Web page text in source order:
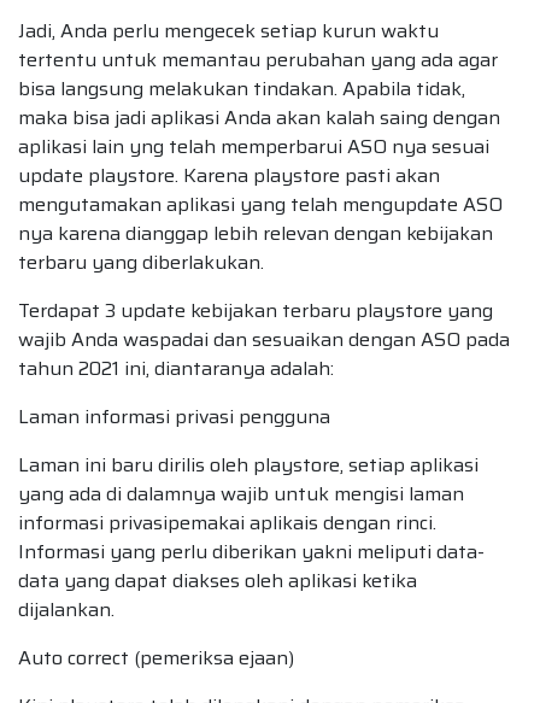
Jadi, Anda perlu mengecek setiap kurun waktu
tertentu untuk memantau perubahan yang ada agar
bisa langsung melakukan tindakan. Apabila tidak,
maka bisa jadi aplikasi Anda akan kalah saing dengan
aplikasi lain yng telah memperbarui ASO nya sesuai
update playstore. Karena playstore pasti akan
mengutamakan aplikasi yang telah mengupdate ASO
nya karena dianggap lebih relevan dengan kebijakan
terbaru yang diberlakukan.
Terdapat 3 update kebijakan terbaru playstore yang
wajib Anda waspadai dan sesuaikan dengan ASO pada
tahun 2021 ini, diantaranya adalah:
Laman informasi privasi pengguna
Laman ini baru dirilis oleh playstore, setiap aplikasi
yang ada di dalamnya wajib untuk mengisi laman
informasi privasipemakai aplikais dengan rinci.
Informasi yang perlu diberikan yakni meliputi data-
data yang dapat diakses oleh aplikasi ketika
dijalankan.
Auto correct (pemeriksa ejaan)